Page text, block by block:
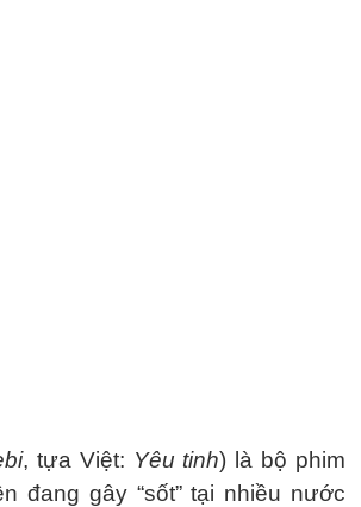
, tựa Việt: Yêu tinh) là bộ phim
đang gây “sốt” tại nhiều nước